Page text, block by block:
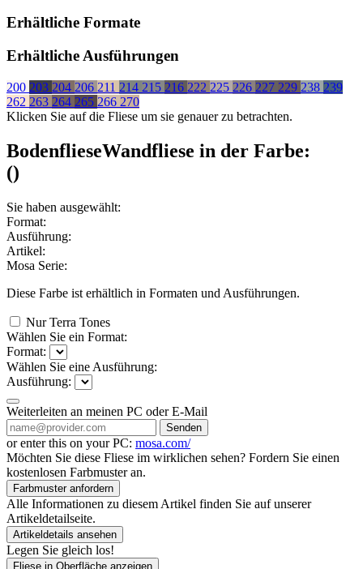
Erhältliche Formate
Erhältliche Ausführungen
200 203 204 206 211 214 215 216 222 225 226 227 229 238 239
262 263 264 265 266 270
Klicken Sie auf die Fliese um sie genauer zu betrachten.
BodenflieseWandfliese in der Farbe:
()
Sie haben ausgewählt:
Format:
Ausführung:
Artikel:
Mosa Serie:
Diese Farbe ist erhältlich in Formaten und Ausführungen.
Nur Terra Tones
Wählen Sie ein Format:
Format:
Wählen Sie eine Ausführung:
Ausführung:
Weiterleiten an meinen PC oder E-Mail
Senden
or enter this on your PC: mosa.com/
Möchten Sie diese Fliese im wirklichen sehen? Fordern Sie einen
kostenlosen Farbmuster an.
Farbmuster anfordern
Alle Informationen zu diesem Artikel finden Sie auf unserer
Artikeldetailseite.
Artikeldetails ansehen
Legen Sie gleich los!
Fliese in Oberfläche anzeigen